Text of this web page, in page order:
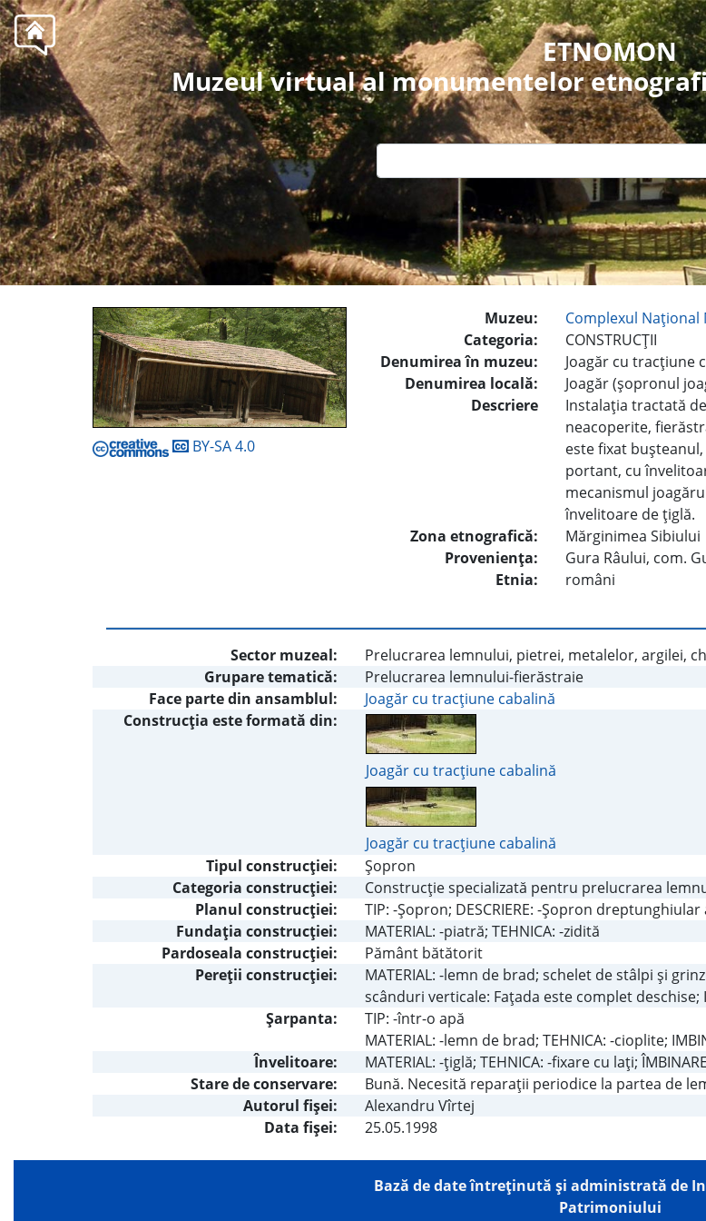
ETNOMON
Muzeul virtual al monumentelor
BY-SA 4.0
Muzeu:
Complexul Naţional
Categoria:
CONSTRUCŢII
Denumirea în muzeu:
Joagăr cu tracţiune
Denumirea locală:
Joagăr (şopronul
Descriere
Instalaţia tractată
neacoperite,
este fixat
portant, cu
mecanismul
învelitoare de ţiglă.
Zona etnografică:
Mărginimea Sibiului
Provenienţa:
Gura Râului, com.
Etnia:
români
Sector muzeal:
Prelucrarea lemnului, pietrei, metalelor, argilei,
Grupare tematică:
Prelucrarea lemnului-fierăstraie
Face parte din ansamblul:
Joagăr cu tracţiune cabalină
Construcţia este formată din:
Joagăr cu tracţiune cabalină
Joagăr cu tracţiune cabalină
Tipul construcţiei:
Şopron
Categoria construcţiei:
Construcţie specializată pentru prelucrarea
Planul construcţiei:
TIP: -Şopron; DESCRIERE: -Şopron
Fundaţia construcţiei:
MATERIAL: -piatră; TEHNICA: -zidită
Pardoseala construcţiei:
Pământ bătătorit
Pereţii construcţiei:
MATERIAL: -lemn de brad; schelet de stâlpi şi
scânduri verticale: Faţada este complet deschise;
Şarpanta:
TIP: -într-o apă
MATERIAL: -lemn de brad; TEHNICA: -cioplite;
Învelitoare:
MATERIAL: -ţiglă; TEHNICA: -fixare cu laţi;
Stare de conservare:
Bună. Necesită reparaţii periodice la partea de
Autorul fişei:
Alexandru Vîrtej
Data fișei:
25.05.1998
Bază de date întreţinută şi administrată de
Patrimoniului